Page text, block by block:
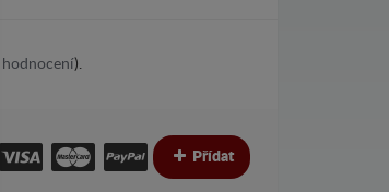
hodnocení).
Přídat